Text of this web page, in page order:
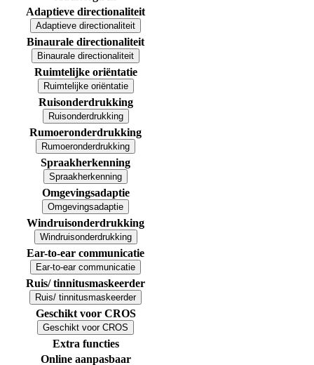
Adaptieve directionaliteit
Adaptieve directionaliteit
Binaurale directionaliteit
Binaurale directionaliteit
Ruimtelijke oriëntatie
Ruimtelijke oriëntatie
Ruisonderdrukking
Ruisonderdrukking
Rumoeronderdrukking
Rumoeronderdrukking
Spraakherkenning
Spraakherkenning
Omgevingsadaptie
Omgevingsadaptie
Windruisonderdrukking
Windruisonderdrukking
Ear-to-ear communicatie
Ear-to-ear communicatie
Ruis/ tinnitusmaskeerder
Ruis/ tinnitusmaskeerder
Geschikt voor CROS
Geschikt voor CROS
Extra functies
Online aanpasbaar